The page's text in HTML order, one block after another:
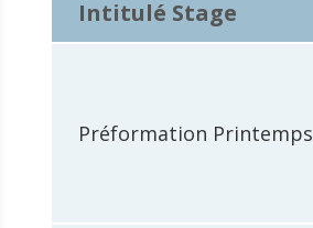
Intitulé Stage
Préformation Printemps